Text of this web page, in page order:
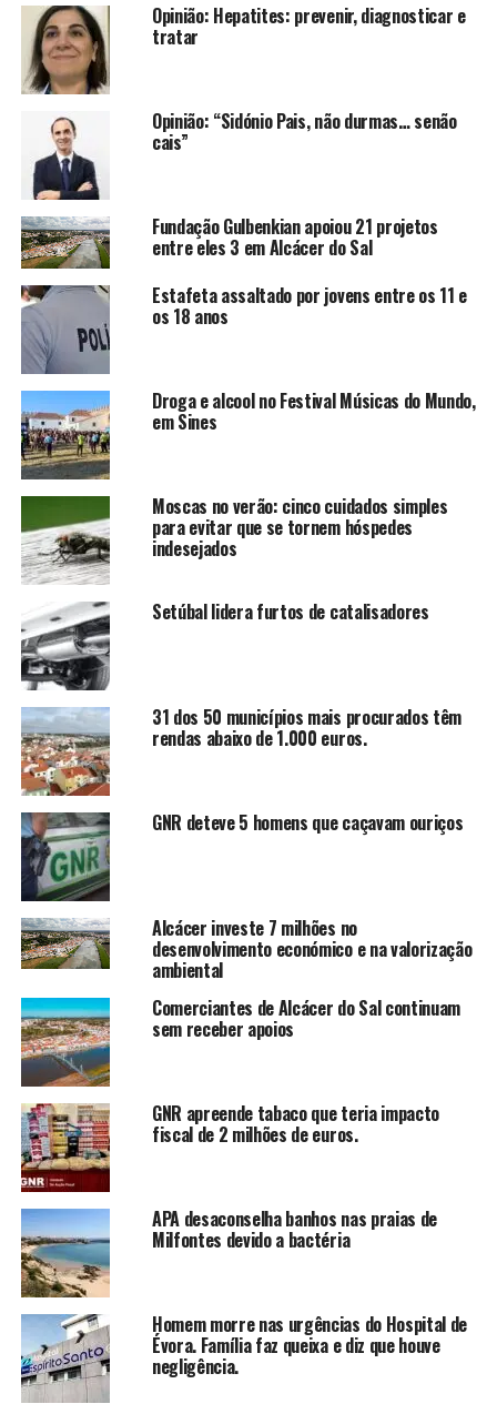
Opinião: Hepatites: prevenir, diagnosticar e
tratar
Opinião: “Sidónio Pais, não durmas… senão
cais”
Fundação Gulbenkian apoiou 21 projetos
entre eles 3 em Alcácer do Sal
Estafeta assaltado por jovens entre os 11 e
os 18 anos
Droga e alcool no Festival Músicas do Mundo,
em Sines
Moscas no verão: cinco cuidados simples
para evitar que se tornem hóspedes
indesejados
Setúbal lidera furtos de catalisadores
31 dos 50 municípios mais procurados têm
rendas abaixo de 1.000 euros.
GNR deteve 5 homens que caçavam ouriços
Alcácer investe 7 milhões no
desenvolvimento económico e na valorização
ambiental
Comerciantes de Alcácer do Sal continuam
sem receber apoios
GNR apreende tabaco que teria impacto
fiscal de 2 milhões de euros.
APA desaconselha banhos nas praias de
Milfontes devido a bactéria
Homem morre nas urgências do Hospital de
Évora. Família faz queixa e diz que houve
negligência.